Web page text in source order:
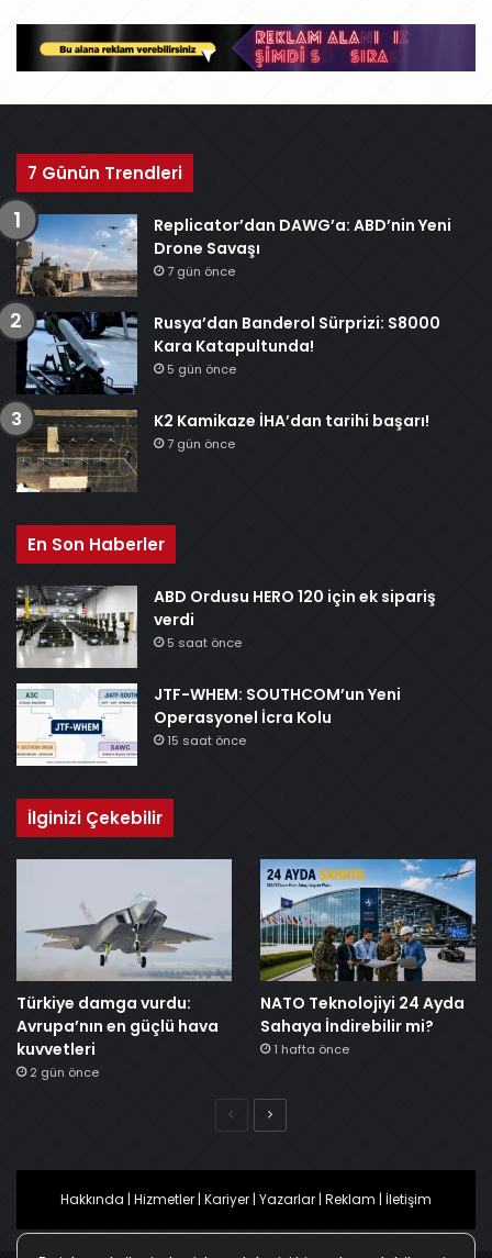
v
7 Günün Trendleri
Replicator’dan DAWG’a: ABD’nin Yeni
Drone Savaşı
7 gün önce
Rusya’dan Banderol Sürprizi: S8000
Kara Katapultunda!
5 gün önce
K2 Kamikaze İHA’dan tarihi başarı!
7 gün önce
En Son Haberler
ABD Ordusu HERO 120 için ek sipariş
verdi
5 saat önce
JTF-WHEM: SOUTHCOM’un Yeni
Operasyonel İcra Kolu
15 saat önce
İlginizi Çekebilir
Türkiye damga vurdu:
Avrupa’nın en güçlü hava
kuvvetleri
2 gün önce
NATO Teknolojiyi 24 Ayda
Sahaya İndirebilir mi?
1 hafta önce
ÖncekiSonraki
Hakkında | Hizmetler | Kariyer | Yazarlar | Reklam | İletişim